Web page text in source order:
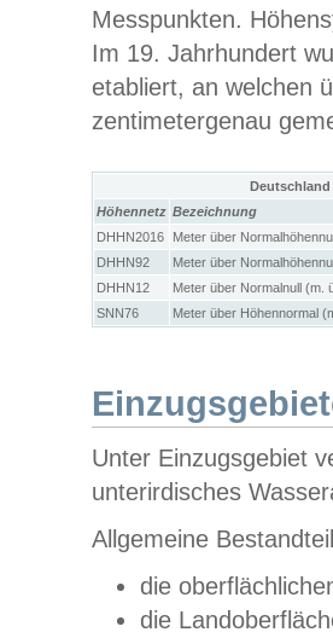
Messpunkten.
Im 19. Jahrhundert
etabliert, an welchen
zentimetergenau
Höhennetz Bezeichnung
DHHN2016
Meter über
DHHN92
Meter über
DHHN12
Meter über Normalnull (m.
SNN76
Meter über Höhennormal
Unter Einzugsgebiet
unterirdisches
Allgemeine
die
die